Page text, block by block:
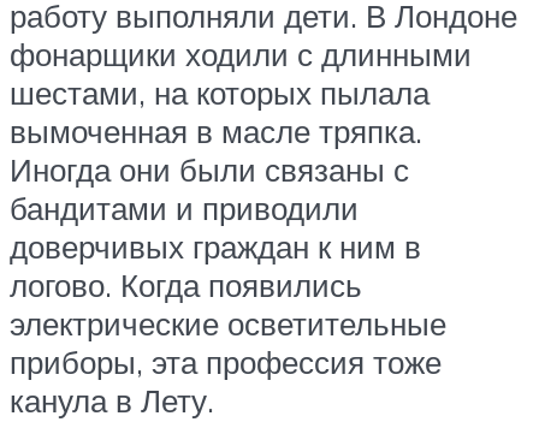
работу выполняли дети. В Лондоне
фонарщики ходили с длинными
шестами, на которых пылала
вымоченная в масле тряпка.
Иногда они были связаны с
бандитами и приводили
доверчивых граждан к ним в
логово. Когда появились
электрические осветительные
приборы, эта профессия тоже
канула в Лету.